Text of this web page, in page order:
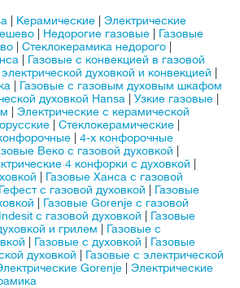
Керамические
Электрические
Недорогие газовые
Газовые
Стеклокерамика недорого
Газовые с конвекцией в газовой
духовкой и конвекцией
Газовые с газовым духовым шкафом
духовкой Hansa Узкие газовые
Электрические с керамической
Стеклокерамические
4-х конфорочные
Веко с газовой духовкой
4 конфорки с духовкой
Газовые Ханса с газовой
с газовой духовкой
Газовые
Газовые Gorenje с газовой
с газовой духовкой
Газовые
и грилем
Газовые с
Газовые с духовкой
Газовые
духовкой
Газовые с электрической
Gorenje
Электрические